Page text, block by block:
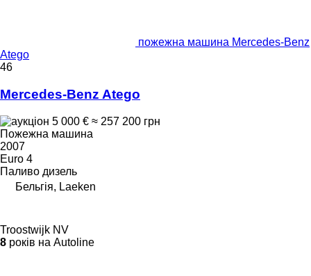
пожежна машина Mercedes-Benz
Atego
46
Mercedes-Benz Atego
5 000 € ≈ 257 200 грн
Пожежна машина
2007
Euro 4
Паливо дизель
Бельгія, Laeken
Troostwijk NV
8 років на Autoline